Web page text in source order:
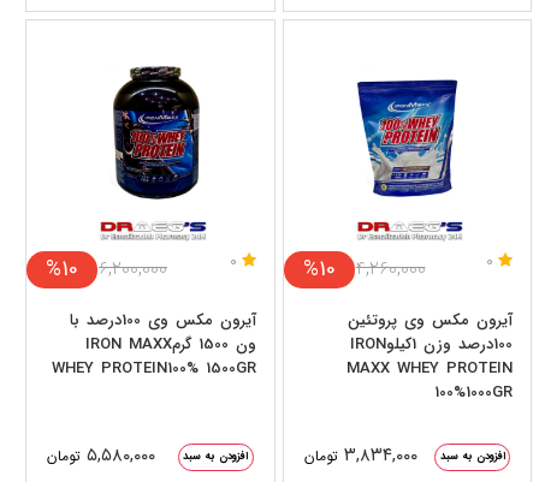
0
%10 ۴,۲۶۰,۰۰۰
آیرون مکس وی پروتئین
100درصد وزن 1کیلوIRON
MAXX WHEY PROTEIN
100%1000GR
افزودن به سبد ۳,۸۳۴,۰۰۰ تومان
0
%10 ۶,۲۰۰,۰۰۰
آیرون مکس وی 100درصد با
ون 1500 گرمIRON MAXX
WHEY PROTEIN100% 1500GR
افزودن به سبد ۵,۵۸۰,۰۰۰ تومان